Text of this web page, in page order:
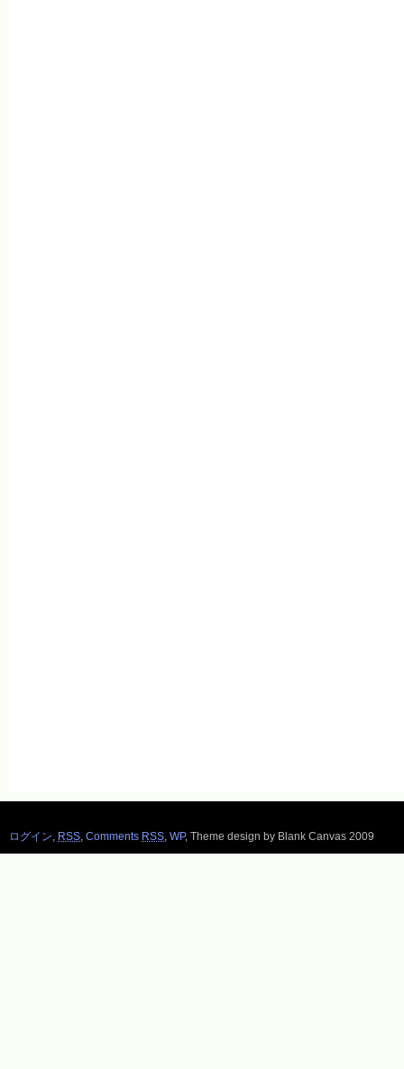
ログイン, RSS, Comments RSS, WP, Theme design by Blank Canvas 2009